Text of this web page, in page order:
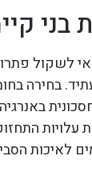
בני
לשקול
בחירה
עלויות
לאיכות